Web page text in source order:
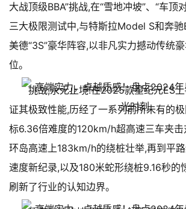
大战顶级BBA”挑战,在“雪地冲坡”、“车顶
三大极限测试中,与特斯拉Model S和奔驰
美德“3S”豪华阵容,以非凡实力撼动传统
位。
挑战,永无止境!在2025款星纪元ES
证其极致性能,历经了一系列前所未有的
标6.36倍难度的120km/h超高速三车夹击
环岛高速上183km/h的绕桩壮举,再到平
速度新纪录,以及180米蛇形绕桩9.16秒的
刷新了行业的认知边界。